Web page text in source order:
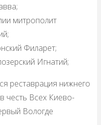
митрополит
Филарет;
Игнатий;
реставрация нижнего
честь Всех Киево-
Вологде